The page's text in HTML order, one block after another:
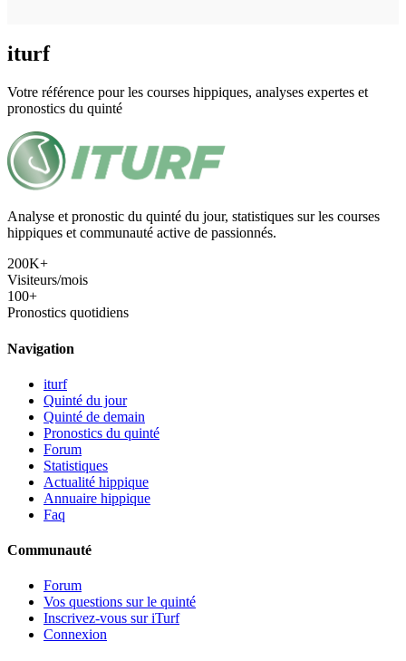
iturf
Votre référence pour les courses hippiques, analyses expertes et
pronostics du quinté
Analyse et pronostic du quinté du jour, statistiques sur les courses
hippiques et communauté active de passionnés.
200K+
Visiteurs/mois
100+
Pronostics quotidiens
Navigation
iturf
Quinté du jour
Quinté de demain
Pronostics du quinté
Forum
Statistiques
Actualité hippique
Annuaire hippique
Faq
Communauté
Forum
Vos questions sur le quinté
Inscrivez-vous sur iTurf
Connexion